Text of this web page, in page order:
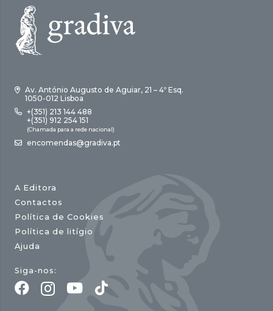
Av. António Augusto de Aguiar, 21 – 4º Esq.
1050-012 Lisboa
+(351) 213 144 488
+(351) 912 254 151
(Chamada para a rede nacional)
encomendas@gradiva.pt
A Editora
Contactos
Política de Cookies
Política de litígio
Ajuda
Siga-nos: